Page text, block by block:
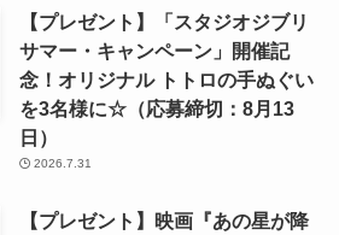
【プレゼント】「スタジオジブリ
サマー・キャンペーン」開催記
念！オリジナル トトロの手ぬぐい
を3名様に☆（応募締切：8月13
日）
2026.7.31
【プレゼント】映画『あの星が降